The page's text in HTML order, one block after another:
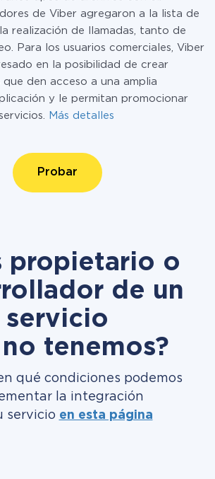
de Viber agregaron a la lista de
realización de llamadas, tanto de
Para los usuarios comerciales, Viber
en la posibilidad de crear
que den acceso a una amplia
y le permitan promocionar
Más detalles
Probar
propietario o
de un
servicio
tenemos?
qué condiciones podemos
la integración
servicio en esta página